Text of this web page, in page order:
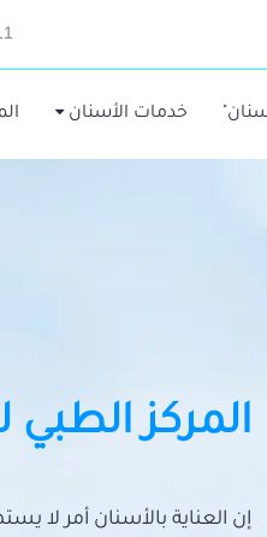
خدمات الأسنان
المركز الطبي
إن العناية بالأسنان أمر لا